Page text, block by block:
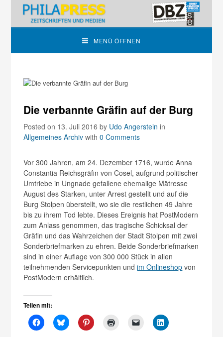
MENÜ ÖFFNEN
Die verbannte Gräfin auf der Burg
Posted on 13. Juli 2016by Udo Angerstein in
Allgemeines Archiv with0 Comments
Vor 300 Jahren, am 24. Dezember 1716, wurde Anna
Constantia Reichsgräfin von Cosel, aufgrund politischer
Umtriebe in Ungnade gefallene ehemalige Mätresse
August des Starken, unter Arrest gestellt und auf die
Burg Stolpen überstellt, wo sie die restlichen 49 Jahre
bis zu ihrem Tod lebte. Dieses Ereignis hat PostModern
zum Anlass genommen, das tragische Schicksal der
Gräfin und das Wahrzeichen der Stadt Stolpen mit zwei
Sonderbriefmarken zu ehren. Beide Sonderbriefmarken
sind in einer Auflage von 300 000 Stück in allen
teilnehmenden Servicepunkten undim Onlineshop von
PostModern erhältlich.
Teilen mit: